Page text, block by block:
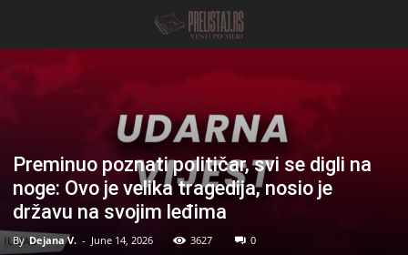
Preminuo poznati poIitičar, svi se digli na
noge: Ovo je velika tragedija, nosio je
državu na svojim leđima
By Dejana V. - June 14, 2026 3627 0